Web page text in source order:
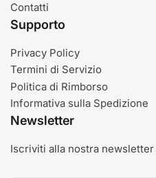
Contatti
Supporto
Privacy Policy
Termini di Servizio
Politica di Rimborso
Informativa sulla Spedizione
Newsletter
Iscriviti alla nostra